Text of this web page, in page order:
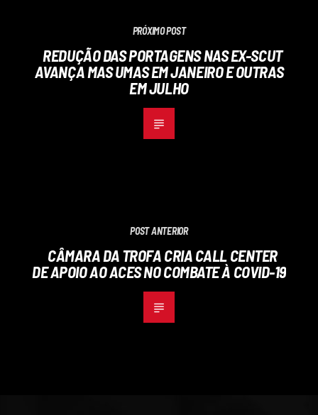
PRÓXIMO POST
REDUÇÃO DAS PORTAGENS NAS EX-SCUT
AVANÇA MAS UMAS EM JANEIRO E OUTRAS
EM JULHO
POST ANTERIOR
CÂMARA DA TROFA CRIA CALL CENTER
DE APOIO AO ACES NO COMBATE À COVID-19